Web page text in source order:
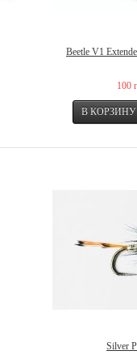
Beetle V1
100
Silver